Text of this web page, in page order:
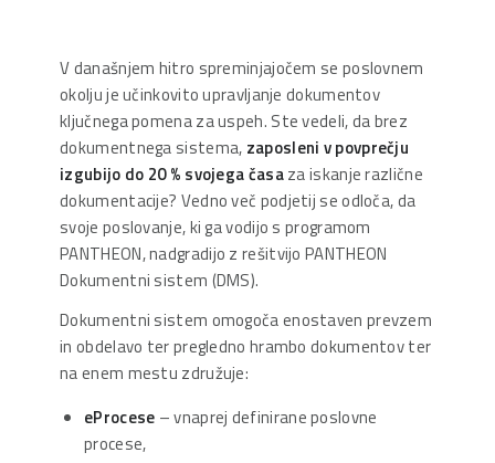
V današnjem hitro spreminjajočem se poslovnem
okolju je učinkovito upravljanje dokumentov
ključnega pomena za uspeh. Ste vedeli, da brez
dokumentnega sistema, zaposleni v povprečju
izgubijo do 20 % svojega časaza iskanje različne
dokumentacije? Vedno več podjetij se odloča, da
svoje poslovanje, ki ga vodijo s programom
PANTHEON, nadgradijo z rešitvijo PANTHEON
Dokumentni sistem (DMS).
Dokumentni sistem omogoča enostaven prevzem
in obdelavo ter pregledno hrambo dokumentov ter
na enem mestu združuje:
eProcese – vnaprej definirane poslovne
procese,